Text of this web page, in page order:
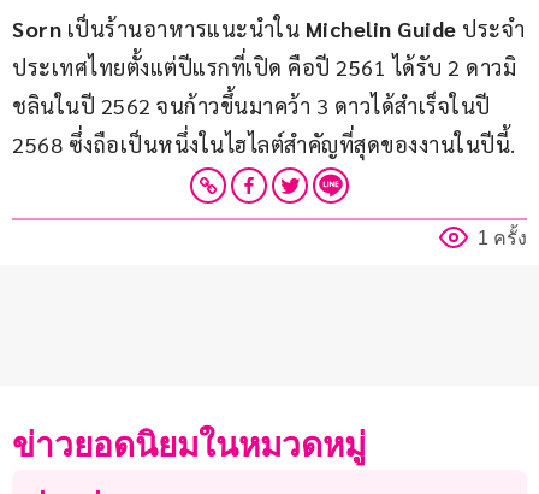
Sorn เป็นร้านอาหารแนะนำใน Michelin Guide ประจำ
ประเทศไทยตั้งแต่ปีแรกที่เปิด คือปี 2561 ได้รับ 2 ดาวมิ
ชลินในปี 2562 จนก้าวขึ้นมาคว้า 3 ดาวได้สำเร็จในปี
2568 ซึ่งถือเป็นหนึ่งในไฮไลต์สำคัญที่สุดของงานในปีนี้.
1 ครั้ง
ข่าวยอดนิยมในหมวดหมู่